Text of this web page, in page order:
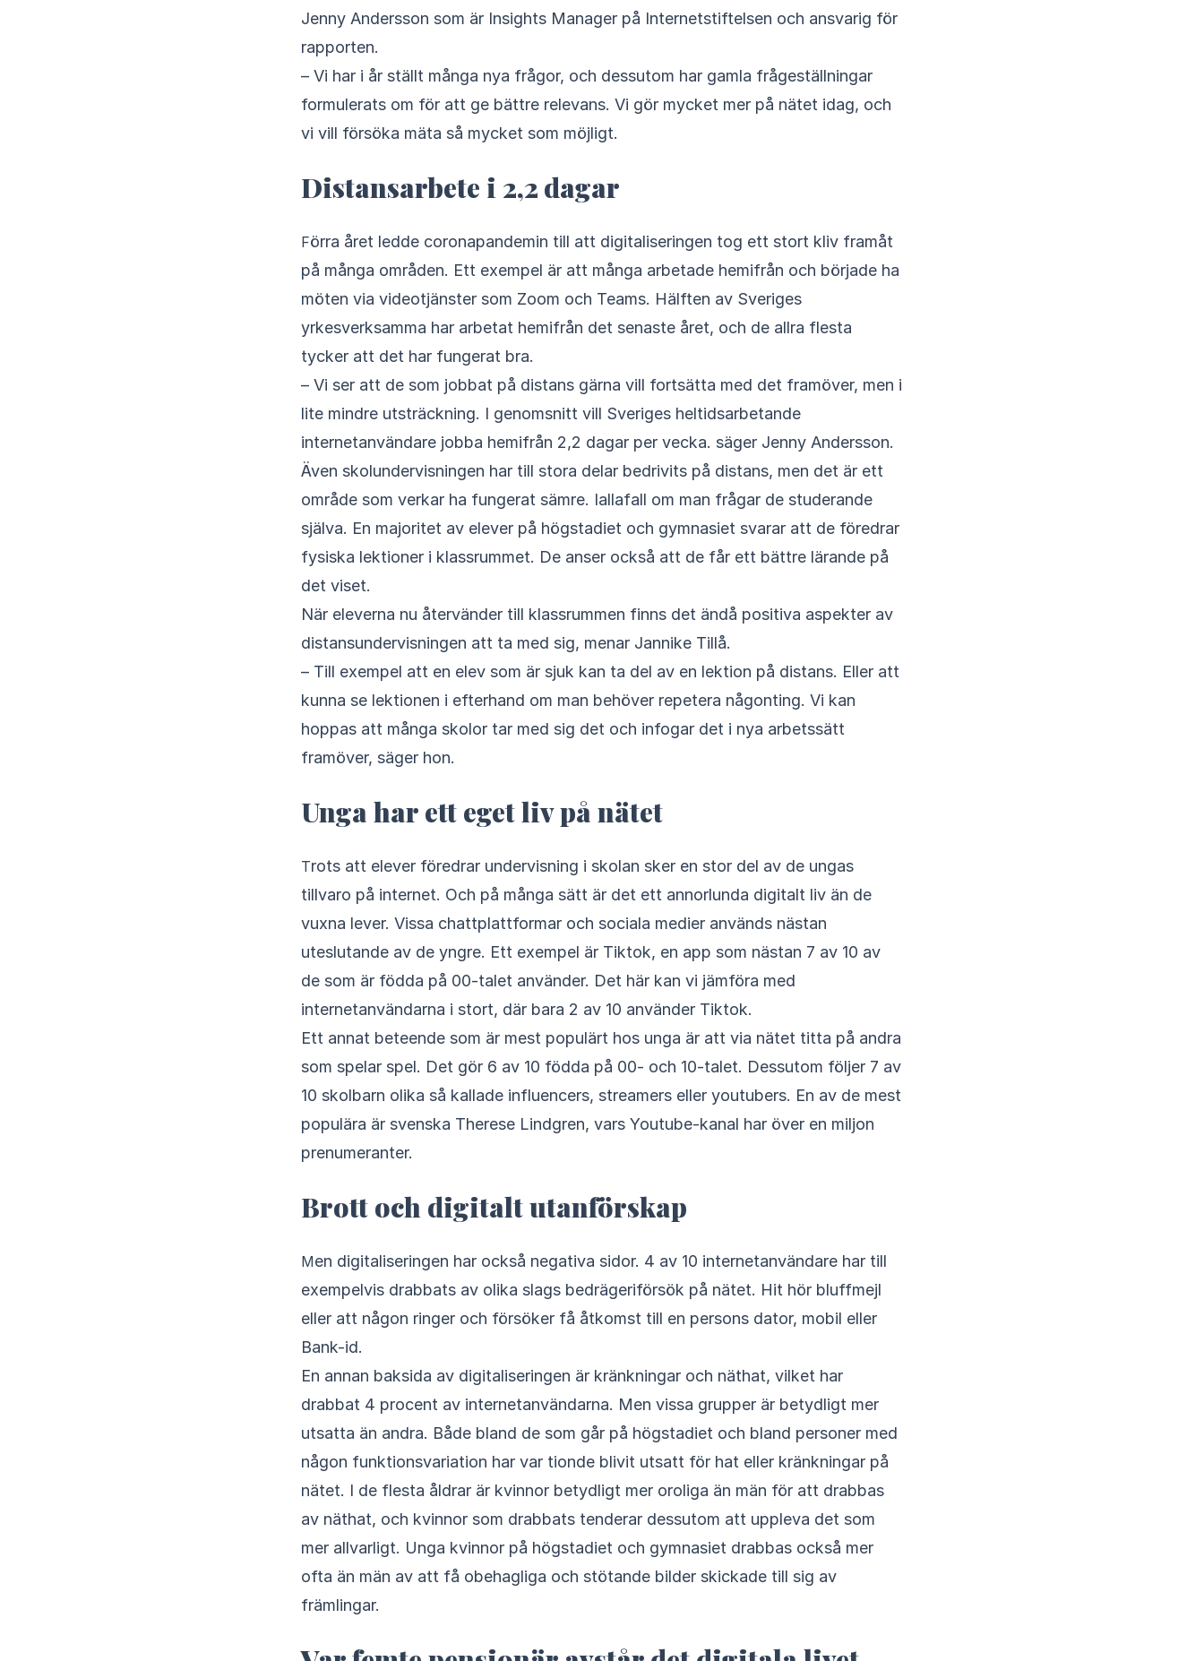
Jenny Andersson som är Insights Manager på Internetstiftelsen och ansvarig för
rapporten.
– Vi har i år ställt många nya frågor, och dessutom har gamla frågeställningar
formulerats om för att ge bättre relevans. Vi gör mycket mer på nätet idag, och
vi vill försöka mäta så mycket som möjligt.
Distansarbete i 2,2 dagar
Förra året ledde coronapandemin till att digitaliseringen tog ett stort kliv framåt
på många områden. Ett exempel är att många arbetade hemifrån och började ha
möten via videotjänster som Zoom och Teams. Hälften av Sveriges
yrkesverksamma har arbetat hemifrån det senaste året, och de allra flesta
tycker att det har fungerat bra.
– Vi ser att de som jobbat på distans gärna vill fortsätta med det framöver, men i
lite mindre utsträckning. I genomsnitt vill Sveriges heltidsarbetande
internetanvändare jobba hemifrån 2,2 dagar per vecka. säger Jenny Andersson.
Även skolundervisningen har till stora delar bedrivits på distans, men det är ett
område som verkar ha fungerat sämre. Iallafall om man frågar de studerande
själva. En majoritet av elever på högstadiet och gymnasiet svarar att de föredrar
fysiska lektioner i klassrummet. De anser också att de får ett bättre lärande på
det viset.
När eleverna nu återvänder till klassrummen finns det ändå positiva aspekter av
distansundervisningen att ta med sig, menar Jannike Tillå.
– Till exempel att en elev som är sjuk kan ta del av en lektion på distans. Eller att
kunna se lektionen i efterhand om man behöver repetera någonting. Vi kan
hoppas att många skolor tar med sig det och infogar det i nya arbetssätt
framöver, säger hon.
Unga har ett eget liv på nätet
Trots att elever föredrar undervisning i skolan sker en stor del av de ungas
tillvaro på internet. Och på många sätt är det ett annorlunda digitalt liv än de
vuxna lever. Vissa chattplattformar och sociala medier används nästan
uteslutande av de yngre. Ett exempel är Tiktok, en app som nästan 7 av 10 av
de som är födda på 00-talet använder. Det här kan vi jämföra med
internetanvändarna i stort, där bara 2 av 10 använder Tiktok.
Ett annat beteende som är mest populärt hos unga är att via nätet titta på andra
som spelar spel. Det gör 6 av 10 födda på 00- och 10-talet. Dessutom följer 7 av
10 skolbarn olika så kallade influencers, streamers eller youtubers. En av de mest
populära är svenska Therese Lindgren, vars Youtube-kanal har över en miljon
prenumeranter.
Brott och digitalt utanförskap
Men digitaliseringen har också negativa sidor. 4 av 10 internetanvändare har till
exempelvis drabbats av olika slags bedrägeriförsök på nätet. Hit hör bluffmejl
eller att någon ringer och försöker få åtkomst till en persons dator, mobil eller
Bank-id.
En annan baksida av digitaliseringen är kränkningar och näthat, vilket har
drabbat 4 procent av internetanvändarna. Men vissa grupper är betydligt mer
utsatta än andra. Både bland de som går på högstadiet och bland personer med
någon funktionsvariation har var tionde blivit utsatt för hat eller kränkningar på
nätet. I de flesta åldrar är kvinnor betydligt mer oroliga än män för att drabbas
av näthat, och kvinnor som drabbats tenderar dessutom att uppleva det som
mer allvarligt. Unga kvinnor på högstadiet och gymnasiet drabbas också mer
ofta än män av att få obehagliga och stötande bilder skickade till sig av
främlingar.